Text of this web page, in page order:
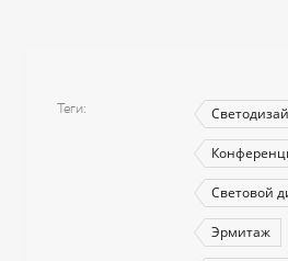
Теги
Световой
Эрмитаж